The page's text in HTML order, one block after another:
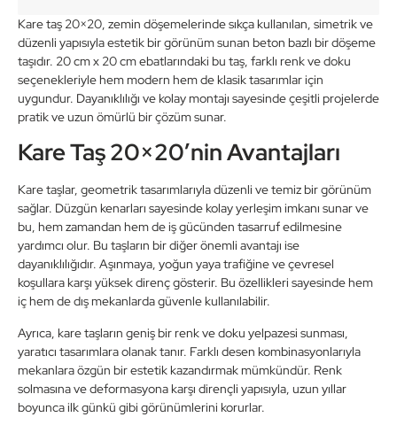
Kare taş 20×20, zemin döşemelerinde sıkça kullanılan, simetrik ve
düzenli yapısıyla estetik bir görünüm sunan beton bazlı bir döşeme
taşıdır. 20 cm x 20 cm ebatlarındaki bu taş, farklı renk ve doku
seçenekleriyle hem modern hem de klasik tasarımlar için
uygundur. Dayanıklılığı ve kolay montajı sayesinde çeşitli projelerde
pratik ve uzun ömürlü bir çözüm sunar.
Kare Taş 20×20’nin Avantajları
Kare taşlar, geometrik tasarımlarıyla düzenli ve temiz bir görünüm
sağlar. Düzgün kenarları sayesinde kolay yerleşim imkanı sunar ve
bu, hem zamandan hem de iş gücünden tasarruf edilmesine
yardımcı olur. Bu taşların bir diğer önemli avantajı ise
dayanıklılığıdır. Aşınmaya, yoğun yaya trafiğine ve çevresel
koşullara karşı yüksek direnç gösterir. Bu özellikleri sayesinde hem
iç hem de dış mekanlarda güvenle kullanılabilir.
Ayrıca, kare taşların geniş bir renk ve doku yelpazesi sunması,
yaratıcı tasarımlara olanak tanır. Farklı desen kombinasyonlarıyla
mekanlara özgün bir estetik kazandırmak mümkündür. Renk
solmasına ve deformasyona karşı dirençli yapısıyla, uzun yıllar
boyunca ilk günkü gibi görünümlerini korurlar.